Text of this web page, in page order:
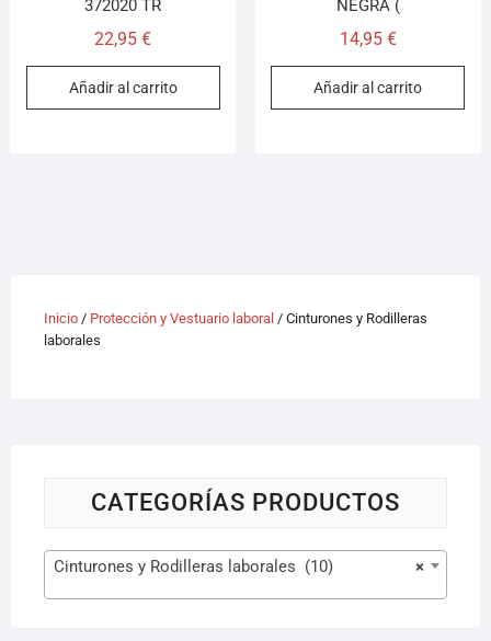
372020 TR
22,95€
Añadir al carrito
NEGRA (
14,95 €
Añadir al carrito
Inicio/ Protección y Vestuario laboral / Cinturones y Rodilleras
laborales
CATEGORÍAS PRODUCTOS
×
Cinturones y Rodilleras laborales (10)